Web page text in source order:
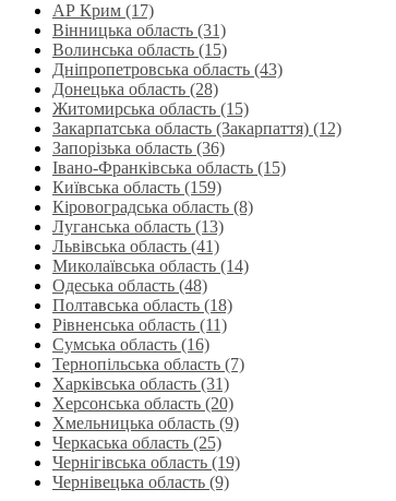
АР Крим (17)
Вінницька область (31)
Волинська область‎ (15)
Дніпропетровська область‎ (43)
Донецька область (28)
Житомирська область (15)
Закарпатська область (Закарпаття) (12)
Запорізька область (36)
Івано-Франківська область (15)
Київська область (159)
Кіровоградська область (8)
Луганська область‎ (13)
Львівська область‎ (41)
Миколаївська область‎ (14)
Одеська область‎ (48)
Полтавська область (18)
Рівненська область‎ (11)
Сумська область‎ (16)
Тернопільська область‎ (7)
Харківська область‎ (31)
Херсонська область‎ (20)
Хмельницька область‎ (9)
Черкаська область‎ (25)
Чернігівська область (19)
Чернівецька область (9)